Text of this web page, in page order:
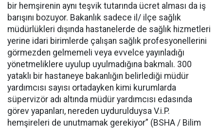
bir hemşirenin aynı teşvik tutarında ücret alması da iş
barışını bozuyor. Bakanlık sadece il/ ilçe sağlık
müdürlükleri dışında hastanelerde de sağlık hizmetleri
yerine idari birimlerde çalışan sağlık profesyonellerini
görmezden gelmemeli veya evvelce yayınladığı
yönetmeliklere uyulup uyulmadığına bakmalı. 300
yataklı bir hastaneye bakanlığın belirlediği müdür
yardımcısı sayısı ortadayken kimi kurumlarda
süpervizör adı altında müdür yardımcısı edasında
görev yapanları, nereden uydurulduysa V.i.P.
hemşireleri de unutmamak gerekiyor” (BSHA / Bilim